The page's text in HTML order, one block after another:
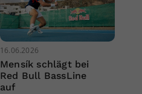
16.06.2026
Mensík schlägt bei
Red Bull BassLine
auf